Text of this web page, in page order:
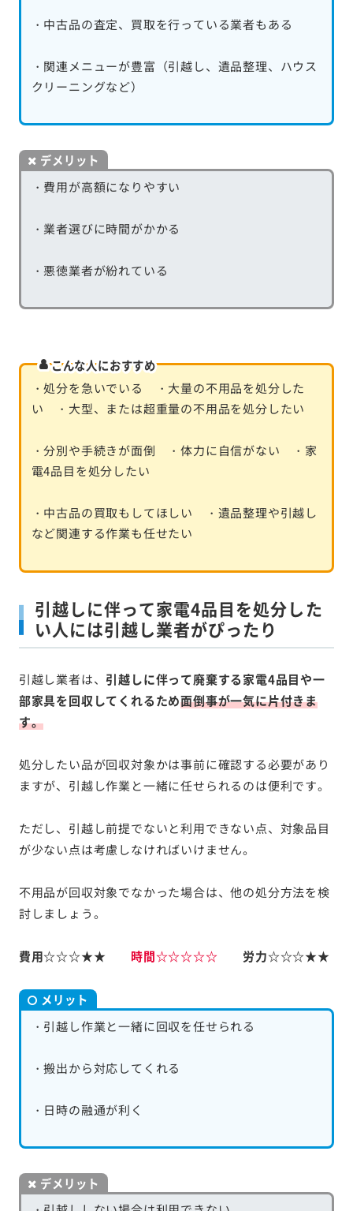
・中古品の査定、買取を行っている業者もある
・関連メニューが豊富（引越し、遺品整理、ハウス
クリーニングなど）
デメリット
・費用が高額になりやすい
・業者選びに時間がかかる
・悪徳業者が紛れている
こんな人におすすめ
・処分を急いでいる ・大量の不用品を処分した
い ・大型、または超重量の不用品を処分したい
・分別や手続きが面倒 ・体力に自信がない ・家
電4品目を処分したい
・中古品の買取もしてほしい ・遺品整理や引越し
など関連する作業も任せたい
引越しに伴って家電4品目を処分した
い人には引越し業者がぴったり
引越し業者は、 引越しに伴って廃棄する家電4品目や一
部家具を回収してくれるため面倒事が一気に片付きま
す。
処分したい品が回収対象かは事前に確認する必要があり
ますが、引越し作業と一緒に任せられるのは便利です。
ただし、引越し前提でないと利用できない点、対象品目
が少ない点は考慮しなければいけません。
不用品が回収対象でなかった場合は、他の処分方法を検
討しましょう。
費用☆☆☆★★ 時間☆☆☆☆☆ 労力☆☆☆★★
メリット
・引越し作業と一緒に回収を任せられる
・搬出から対応してくれる
・日時の融通が利く
デメリット